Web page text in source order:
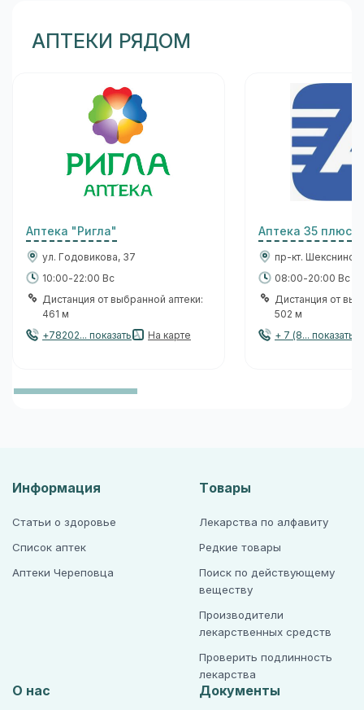
АПТЕКИ РЯДОМ
Аптека "Ригла"
ул. Годовикова, 37
10:00-22:00 Вс
Дистанция от выбранной аптеки:
461 м
+78202... показать
На карте
Аптека 35 плюс
пр-кт.
08:00-20:00 Вс
Дистанция от
502 м
+ 7 (8... показать
Информация
Статьи о здоровье
Список аптек
Аптеки Череповца
Товары
Лекарства по алфавиту
Редкие товары
Поиск по действующему
веществу
Производители
лекарственных средств
Проверить подлинность
лекарства
О нас Документы